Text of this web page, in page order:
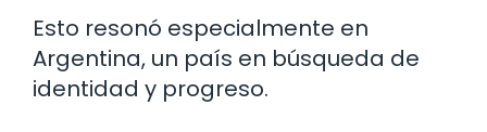
Esto resonó especialmente en
Argentina, un país en búsqueda de
identidad y progreso.